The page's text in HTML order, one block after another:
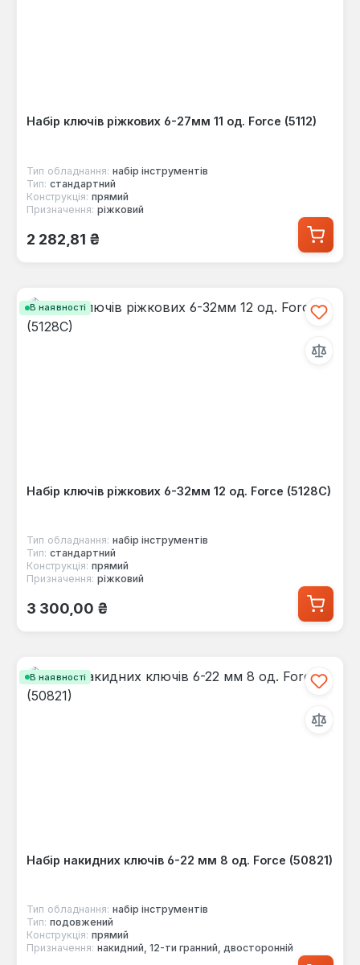
Набір ключів ріжкових 6-27мм 11 од. Force (5112)
Тип обладнання: набір інструментів
Тип: стандартний
Конструкція: прямий
Призначення: ріжковий
Звичайна ціна:
2 282,81 ₴
В наявності
Набір ключів ріжкових 6-32мм 12 од. Force (5128C)
Тип обладнання: набір інструментів
Тип: стандартний
Конструкція: прямий
Призначення: ріжковий
Звичайна ціна:
3 300,00 ₴
В наявності
Набір накидних ключів 6-22 мм 8 од. Force (50821)
Тип обладнання: набір інструментів
Тип: подовжений
Конструкція: прямий
Призначення: накидний, 12-ти гранний, двосторонній